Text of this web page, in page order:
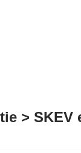
> SKEV